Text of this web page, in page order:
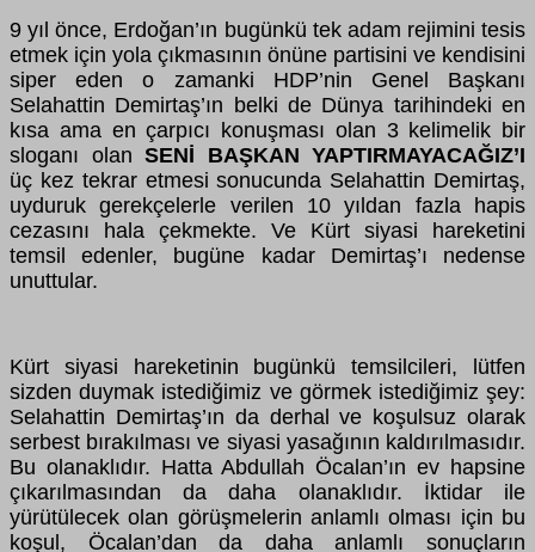
9 yıl önce, Erdoğan’ın bugünkü tek adam rejimini tesis
etmek için yola çıkmasının önüne partisini ve kendisini
siper eden o zamanki HDP’nin Genel Başkanı
Selahattin Demirtaş’ın belki de Dünya tarihindeki en
kısa ama en çarpıcı konuşması olan 3 kelimelik bir
sloganı olan SENİ BAŞKAN YAPTIRMAYACAĞIZ’I
üç kez tekrar etmesi sonucunda Selahattin Demirtaş,
uyduruk gerekçelerle verilen 10 yıldan fazla hapis
cezasını hala çekmekte. Ve Kürt siyasi hareketini
temsil edenler, bugüne kadar Demirtaş’ı nedense
unuttular.
Kürt siyasi hareketinin bugünkü temsilcileri, lütfen
sizden duymak istediğimiz ve görmek istediğimiz şey:
Selahattin Demirtaş’ın da derhal ve koşulsuz olarak
serbest bırakılması ve siyasi yasağının kaldırılmasıdır.
Bu olanaklıdır. Hatta Abdullah Öcalan’ın ev hapsine
çıkarılmasından da daha olanaklıdır. İktidar ile
yürütülecek olan görüşmelerin anlamlı olması için bu
koşul, Öcalan’dan da daha anlamlı sonuçların